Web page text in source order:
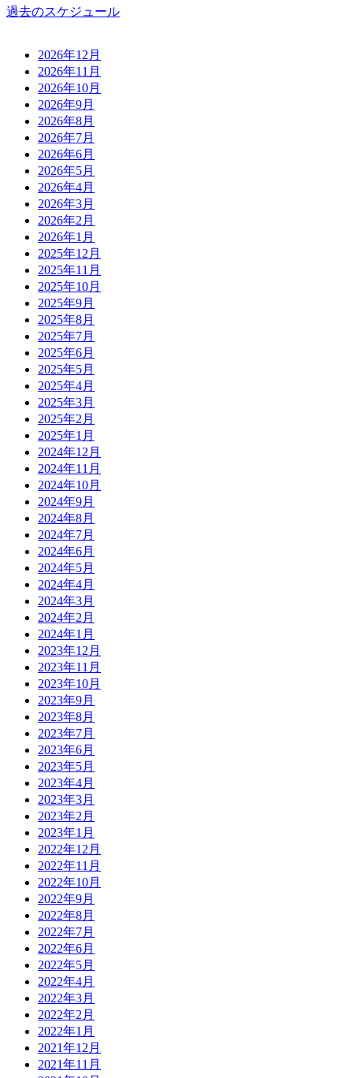
過去のスケジュール
2026年12月
2026年11月
2026年10月
2026年9月
2026年8月
2026年7月
2026年6月
2026年5月
2026年4月
2026年3月
2026年2月
2026年1月
2025年12月
2025年11月
2025年10月
2025年9月
2025年8月
2025年7月
2025年6月
2025年5月
2025年4月
2025年3月
2025年2月
2025年1月
2024年12月
2024年11月
2024年10月
2024年9月
2024年8月
2024年7月
2024年6月
2024年5月
2024年4月
2024年3月
2024年2月
2024年1月
2023年12月
2023年11月
2023年10月
2023年9月
2023年8月
2023年7月
2023年6月
2023年5月
2023年4月
2023年3月
2023年2月
2023年1月
2022年12月
2022年11月
2022年10月
2022年9月
2022年8月
2022年7月
2022年6月
2022年5月
2022年4月
2022年3月
2022年2月
2022年1月
2021年12月
2021年11月